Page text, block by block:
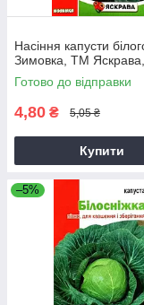
Насіння капусти
Зимовка, ТМ
Готово до відправки
4,80 ₴ 5,05 ₴
Купити
–5%